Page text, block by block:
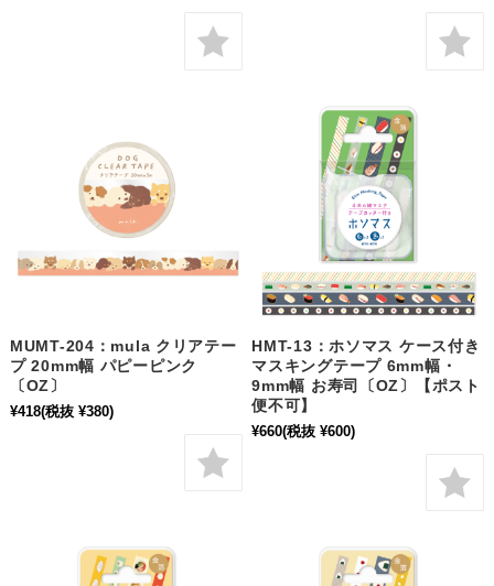
MUMT-204：mula クリアテー
プ 20mm幅 パピーピンク
〔OZ〕
¥418(税抜 ¥380)
HMT-13：ホソマス ケース付き
マスキングテープ 6mm幅・
9mm幅 お寿司〔OZ〕【ポスト
便不可】
¥660(税抜 ¥600)